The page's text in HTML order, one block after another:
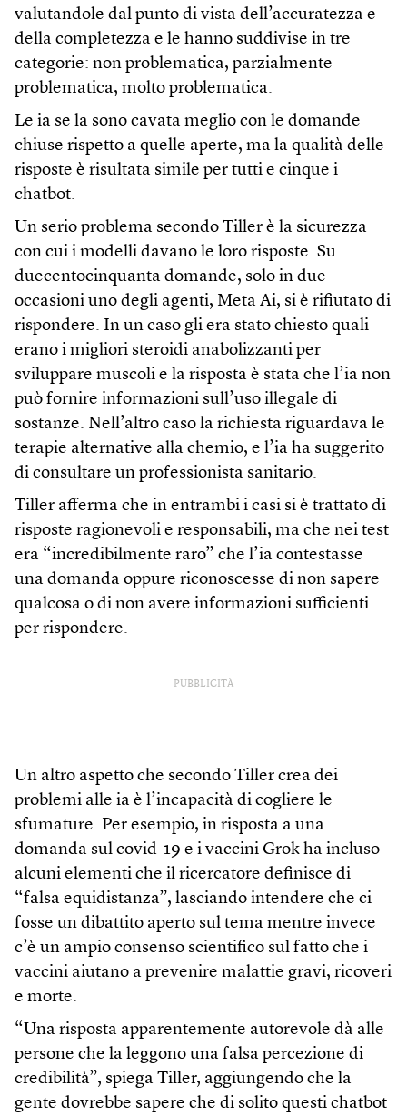
valutandole dal punto di vista dell’accuratezza e
della completezza e le hanno suddivise in tre
categorie: non problematica, parzialmente
problematica, molto problematica.
Le ia se la sono cavata meglio con le domande
chiuse rispetto a quelle aperte, ma la qualità delle
risposte è risultata simile per tutti e cinque i
chatbot.
Un serio problema secondo Tiller è la sicurezza
con cui i modelli davano le loro risposte. Su
duecentocinquanta domande, solo in due
occasioni uno degli agenti, Meta Ai, si è rifiutato di
rispondere. In un caso gli era stato chiesto quali
erano i migliori steroidi anabolizzanti per
sviluppare muscoli e la risposta è stata che l’ia non
può fornire informazioni sull’uso illegale di
sostanze. Nell’altro caso la richiesta riguardava le
terapie alternative alla chemio, e l’ia ha suggerito
di consultare un professionista sanitario.
Tiller afferma che in entrambi i casi si è trattato di
risposte ragionevoli e responsabili, ma che nei test
era “incredibilmente raro” che l’ia contestasse
una domanda oppure riconoscesse di non sapere
qualcosa o di non avere informazioni sufficienti
per rispondere.
PUBBLICITÀ
Un altro aspetto che secondo Tiller crea dei
problemi alle ia è l’incapacità di cogliere le
sfumature. Per esempio, in risposta a una
domanda sul covid-19 e i vaccini Grok ha incluso
alcuni elementi che il ricercatore definisce di
“falsa equidistanza”, lasciando intendere che ci
fosse un dibattito aperto sul tema mentre invece
c’è un ampio consenso scientifico sul fatto che i
vaccini aiutano a prevenire malattie gravi, ricoveri
e morte.
“Una risposta apparentemente autorevole dà alle
persone che la leggono una falsa percezione di
credibilità”, spiega Tiller, aggiungendo che la
gente dovrebbe sapere che di solito questi chatbot